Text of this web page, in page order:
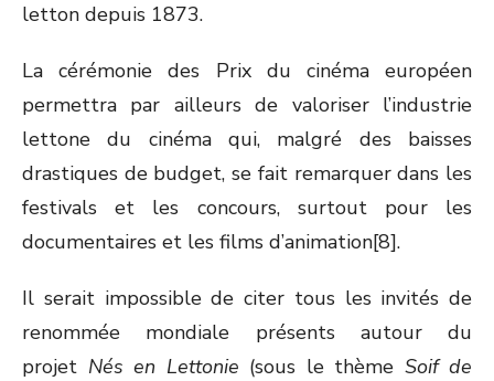
letton depuis 1873.
La cérémonie des Prix du cinéma européen
permettra par ailleurs de valoriser l’industrie
lettone du cinéma qui, malgré des baisses
drastiques de budget, se fait remarquer dans les
festivals et les concours, surtout pour les
documentaires et les films d’animation[8].
Il serait impossible de citer tous les invités de
renommée mondiale présents autour du
projet Nés en Lettonie (sous le thème Soif de